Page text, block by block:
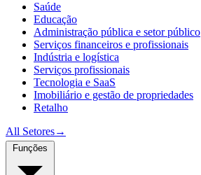
Saúde
Educação
Administração pública e setor público
Serviços financeiros e profissionais
Indústria e logística
Serviços profissionais
Tecnologia e SaaS
Imobiliário e gestão de propriedades
Retalho
All Setores→